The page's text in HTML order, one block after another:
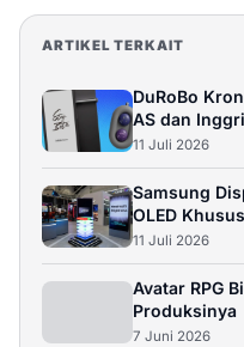
ARTIKEL TERKAIT
DuRoBo
AS dan
11 Juli 2026
Samsung
OLED
11 Juli 2026
Avatar RPG
Produksinya
7 Juni 2026